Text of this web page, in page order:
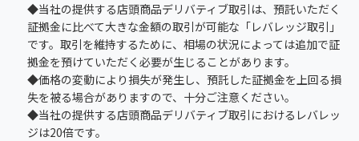
◆当社の提供する店頭商品デリバティブ取引は、預託いただく
証拠金に比べて大きな金額の取引が可能な「レバレッジ取引」
です。取引を維持するために、相場の状況によっては追加で証
拠金を預けていただく必要が生じることがあります。
◆価格の変動により損失が発生し、預託した証拠金を上回る損
失を被る場合がありますので、十分ご注意ください。
◆当社の提供する店頭商品デリバティブ取引におけるレバレッ
ジは20倍です。